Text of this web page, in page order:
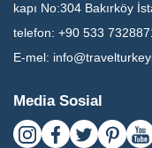
kapı No:304 Bakırköy
telefon: +90 533
E-mel:
Media Sosial